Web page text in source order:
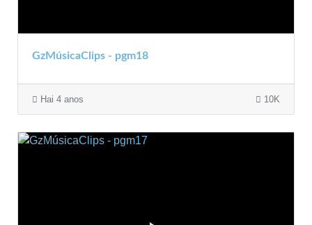
GzMúsicaClips - pgm18
Hai 4 anos 10K